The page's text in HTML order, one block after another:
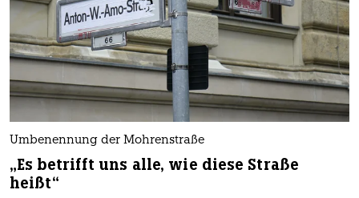
Umbenennung der Mohrenstraße
„Es betrifft uns alle, wie diese Straße
heißt“